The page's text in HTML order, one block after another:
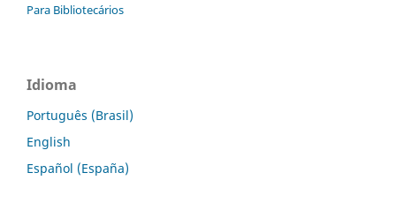
Para Bibliotecários
Idioma
Português (Brasil)
English
Español (España)